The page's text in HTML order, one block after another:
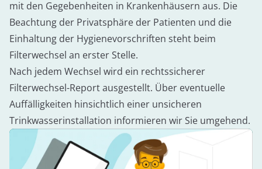
mit den Gegebenheiten in Krankenhäusern aus. Die
Beachtung der Privatsphäre der Patienten und die
Einhaltung der Hygienevorschriften steht beim
Filterwechsel an erster Stelle.
Nach jedem Wechsel wird ein rechtssicherer
Filterwechsel-Report ausgestellt. Über eventuelle
Auffälligkeiten hinsichtlich einer unsicheren
Trinkwasserinstallation informieren wir Sie umgehend.